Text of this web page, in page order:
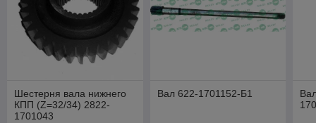
Шестерня вала нижнего
КПП (Z=32/34) 2822-
1701043
Вал 622-1701152-Б1